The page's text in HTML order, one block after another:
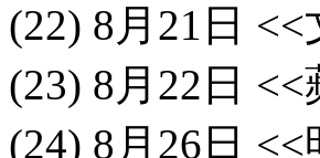
(22) 8 月 21 日 <<
(23) 8 月 22 日 <<
(24) 8 月 26 日 <<